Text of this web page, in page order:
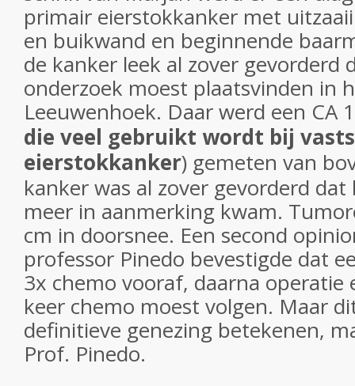
primair eierstokkanker met
en buikwand en beginnende
de kanker leek al zover gevorderd
onderzoek moest plaatsvinden in
Leeuwenhoek. Daar werd een CA
die veel gebruikt wordt bij
eierstokkanker) gemeten van
kanker was al zover gevorderd
meer in aanmerking kwam.
cm in doorsnee. Een second
professor Pinedo bevestigde dat
3x chemo vooraf, daarna operatie
keer chemo moest volgen. Maar
definitieve genezing betekenen,
Prof. Pinedo.